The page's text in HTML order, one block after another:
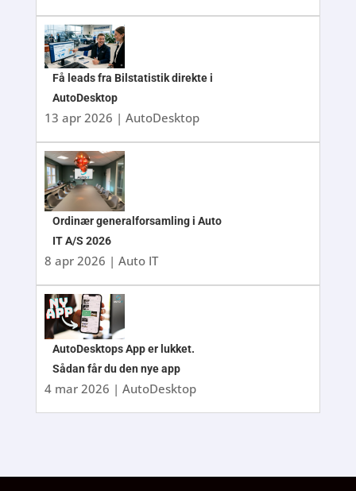
Få leads fra Bilstatistik direkte i
AutoDesktop
13 apr 2026 | AutoDesktop
Ordinær generalforsamling i Auto
IT A/S 2026
8 apr 2026 | Auto IT
AutoDesktops App er lukket.
Sådan får du den nye app
4 mar 2026 | AutoDesktop